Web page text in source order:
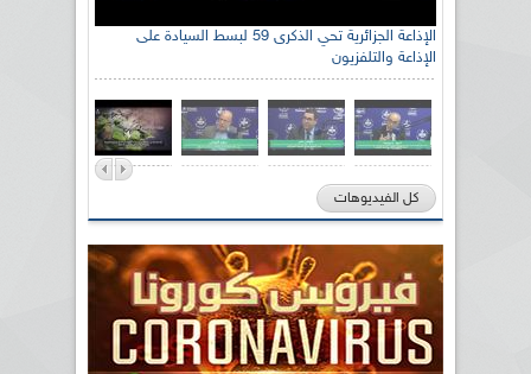
الإذاعة الجزائرية تحي الذكرى 59 لبسط السيادة على
الإذاعة والتلفزيون
كل الفيديوهات